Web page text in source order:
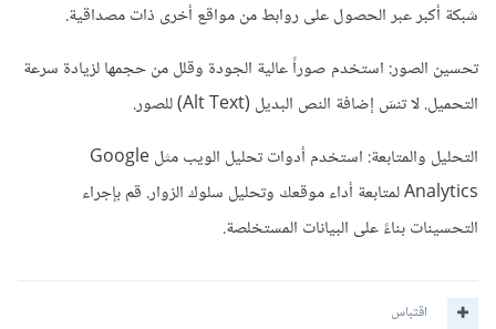
شبكة أكبر عبر الحصول على روابط من مواقع أخرى ذات مصداقية.
تحسين الصور: استخدم صوراً عالية الجودة وقلل من حجمها لزيادة سرعة
التحميل. لا تنسَ إضافة النص البديل (Alt Text) للصور.
التحليل والمتابعة: استخدم أدوات تحليل الويب مثل Google
Analytics لمتابعة أداء موقعك وتحليل سلوك الزوار. قم بإجراء
التحسينات بناءً على البيانات المستخلصة.
اقتباس